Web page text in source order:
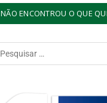
NÃO ENCONTROU O QUE